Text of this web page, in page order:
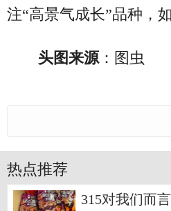
注“高景气成长”品种，
头图来源：图虫
热点推荐
315对我们而